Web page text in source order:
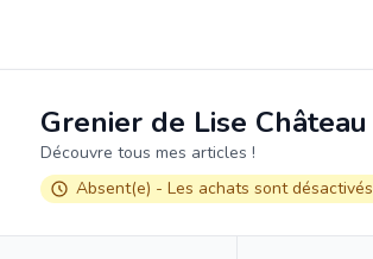
Grenier de Lise Château
Découvre tous mes articles !
Absent(e) - Les achats sont désactivés